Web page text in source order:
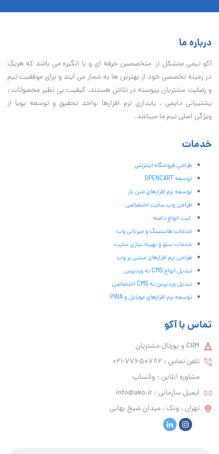
درباره ما
آكو تيمی متشکل از متخصصین حرفه ای و با انگیزه می باشد که هریک
در زمینه تخصصی خود از بهترین ها به شمار می آیند و برای موفقیت تيم
و رضایت مشتریان پیوسته در تلاش هستند. کیفیت بی نظير محصولات ،
پشتیبانی دايمی ، پایداری نرم افزارها ،واحد تحقیق و توسعه پویا از
ویژگی اصلی تیم ما میباشد.
خدمات
طراحی فروشگاه اینترنتی
توسعه OPENCART
توسعه نرم افزارهای متن باز
طراحی وب سایت اختصاصی
ثبت انواع دامنه
خدمات هاستینگ و میزبانی وب
خدمات سئو و بهینه سازی سایت
طراحی نرم افزارهای مبتنی بر وب
تبدیل انواع CMS به وردپرس
تبدیل وردپرس به CMS اختصاصی
توسعه نرم افزارهای موبایل و PWA
تماس با آکو
CRM و پورتال مشتریان
تلفن تماس :‌ 77650782-021
مشاوره آنلاین : واتساپ
ایمیل سازمانی :‌ info@ako.ir
تهران ، ونک ، میدان شیخ بهایی